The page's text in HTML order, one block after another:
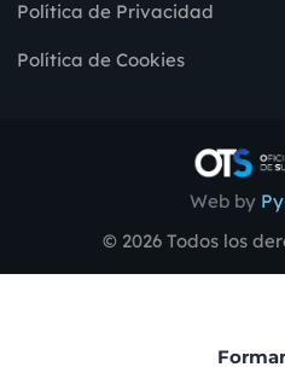
Política de Privacidad
Política de Cookies
Web by
© 2026 Todos los